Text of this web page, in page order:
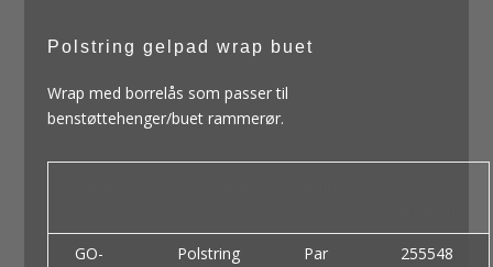
Polstring gelpad wrap buet
Wrap med borrelås som passer til
benstøttehenger/buet rammerør.
GO-
Polstring
Par 255548